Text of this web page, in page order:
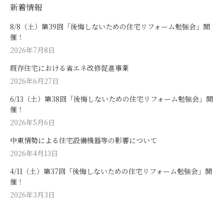
新着情報
8/8（土）第39回「後悔しないための住宅リフォーム勉強会」開
催！
2026年7月8日
既存住宅における省エネ改修促進事業
2026年6月27日
6/13（土）第38回「後悔しないための住宅リフォーム勉強会」開
催！
2026年5月6日
中東情勢による住宅設備機器等の影響について
2026年4月13日
4/11（土）第37回「後悔しないための住宅リフォーム勉強会」開
催！
2026年3月3日